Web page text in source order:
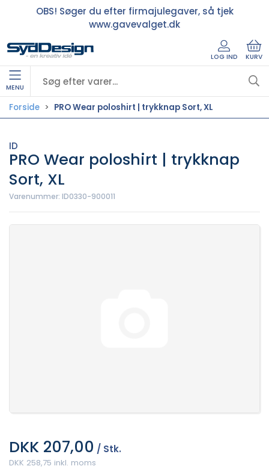
OBS! Søger du efter firmajulegaver, så tjek
www.gavevalget.dk
LOG IND KURV
MENU
Forside PRO Wear poloshirt | trykknap Sort, XL
ID
PRO Wear poloshirt | trykknap
Sort, XL
Varenummer: ID0330-900011
DKK 207,00 / Stk.
DKK 258,75 inkl. moms